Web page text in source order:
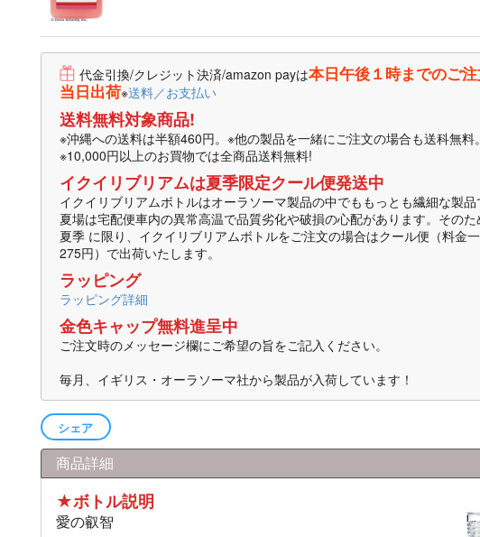
代金引換/クレジット決済/amazon payは本日午後１時までのご
当日出荷※送料／お支払い
送料無料対象商品!
※沖縄への送料は半額460円。※他の製品を一緒にご注文の場合も送科無料
※10,000円以上のお買物では全商品送料無料!
イクイリブリアムは夏季限定クール便発送中
イクイリブリアムボトルはオーラソーマ製品の中でももっとも繊細な製品
夏場は宅配便車内の異常高温で品質劣化や破損の心配があります。そのた
夏季 に限り、イクイリブリアムボトルをご注文の場合はクール便（料金
275円）で出荷いたします。
ラッピング
ラッピング詳細
金色キャップ無料進呈中
ご注文時のメッセージ欄にご希望の旨をご記入ください。
毎月、イギリス・オーラソーマ社から製品が入荷しています！
シェア
商品詳細
★ボトル説明
愛の叡智